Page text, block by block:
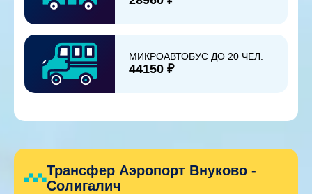
МИКРОАВТОБУС ДО 20 ЧЕЛ.
44150 ₽
Трансфер Аэропорт Внуково -
Солигалич